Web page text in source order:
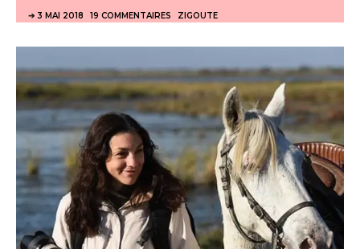
3 MAI 2018 19 COMMENTAIRES ZIGOUTE